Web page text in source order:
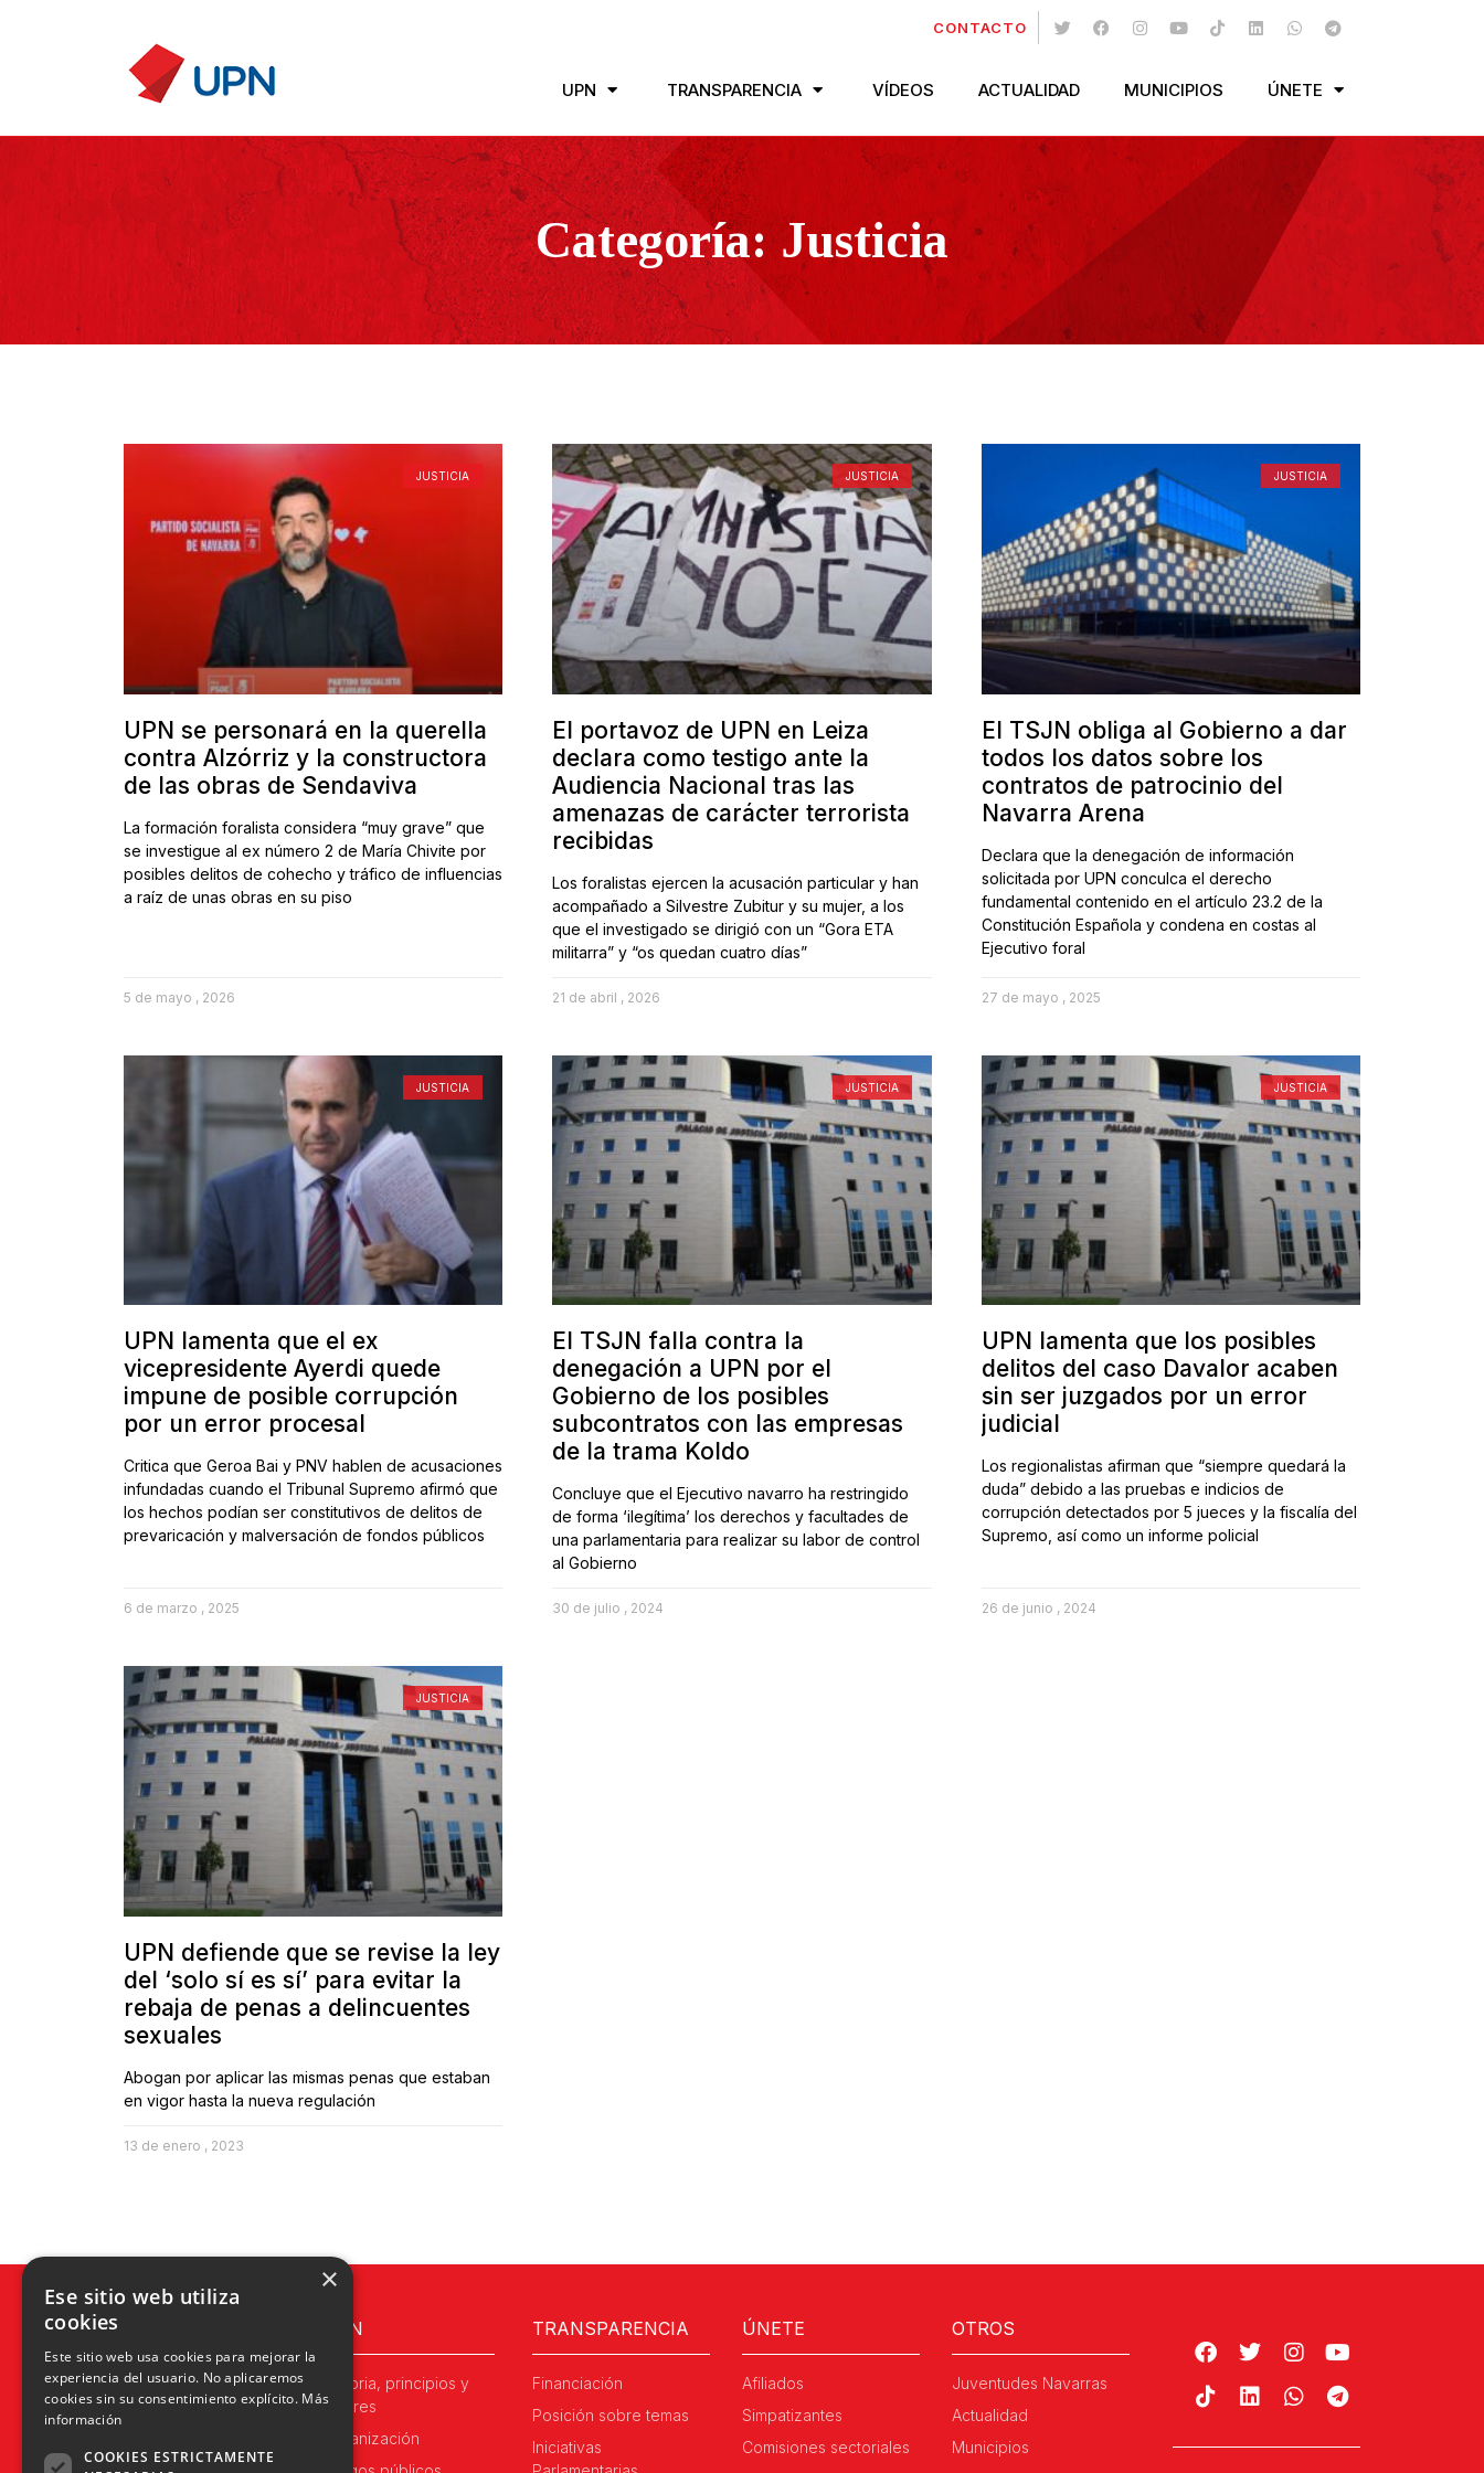
CONTACTO
UPN TRANSPARENCIA VÍDEOS ACTUALIDAD MUNICIPIOS ÚNETE
Categoría: Justicia
JUSTICIA
UPN se personará en la querella
contra Alzórriz y la constructora
de las obras de Sendaviva
La formación foralista considera “muy grave” que
se investigue al ex número 2 de María Chivite por
posibles delitos de cohecho y tráfico de influencias
a raíz de unas obras en su piso
5 de mayo , 2026
JUSTICIA
El portavoz de UPN en Leiza
declara como testigo ante la
Audiencia Nacional tras las
amenazas de carácter terrorista
recibidas
Los foralistas ejercen la acusación particular y han
acompañado a Silvestre Zubitur y su mujer, a los
que el investigado se dirigió con un “Gora ETA
militarra” y “os quedan cuatro días”
21 de abril , 2026
JUSTICIA
El TSJN obliga al Gobierno a dar
todos los datos sobre los
contratos de patrocinio del
Navarra Arena
Declara que la denegación de información
solicitada por UPN conculca el derecho
fundamental contenido en el artículo 23.2 de la
Constitución Española y condena en costas al
Ejecutivo foral
27 de mayo , 2025
JUSTICIA
UPN lamenta que el ex
vicepresidente Ayerdi quede
impune de posible corrupción
por un error procesal
Critica que Geroa Bai y PNV hablen de acusaciones
infundadas cuando el Tribunal Supremo afirmó que
los hechos podían ser constitutivos de delitos de
prevaricación y malversación de fondos públicos
6 de marzo , 2025
JUSTICIA
El TSJN falla contra la
denegación a UPN por el
Gobierno de los posibles
subcontratos con las empresas
de la trama Koldo
Concluye que el Ejecutivo navarro ha restringido
de forma ‘ilegítima’ los derechos y facultades de
una parlamentaria para realizar su labor de control
al Gobierno
30 de julio , 2024
JUSTICIA
UPN lamenta que los posibles
delitos del caso Davalor acaben
sin ser juzgados por un error
judicial
Los regionalistas afirman que “siempre quedará la
duda” debido a las pruebas e indicios de
corrupción detectados por 5 jueces y la fiscalía del
Supremo, así como un informe policial
26 de junio , 2024
JUSTICIA
UPN defiende que se revise la ley
del ‘solo sí es sí’ para evitar la
rebaja de penas a delincuentes
sexuales
Abogan por aplicar las mismas penas que estaban
en vigor hasta la nueva regulación
13 de enero , 2023
UPN
Historia, principios y
valores
Organización
TRANSPARENCIA
Financiación
Posición sobre temas
Iniciativas
ÚNETE
Afiliados
Simpatizantes
Comisiones sectoriales
OTROS
Juventudes Navarras
Actualidad
Municipios
×
Ese sitio web utiliza
cookies
Este sitio web usa cookies para mejorar la
experiencia del usuario. No aplicaremos
cookies sin su consentimiento explícito. Más
información
COOKIES ESTRICTAMENTE